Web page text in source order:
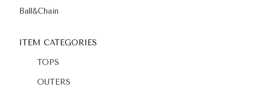
Ball&Chain
ITEM CATEGORIES
TOPS
OUTERS